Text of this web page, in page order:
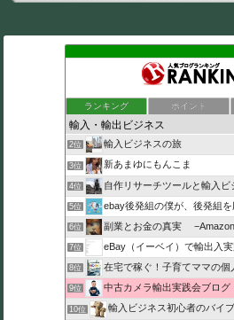
ランキング ポイント
2位 輸入ビジネスの旅
3位 新あまゆにもんこま
4位 自作リサーチツールと輸入ビ
5位 ebay後発組の僕が、後発組
6位 副業とお金の真実
7位 eBay（イーベイ）で輸出入
8位 在宅で稼ぐ！子育てママの
9位 中古カメラ輸出実践会ブログ
10位 輸入ビジネス初心者のバイブル